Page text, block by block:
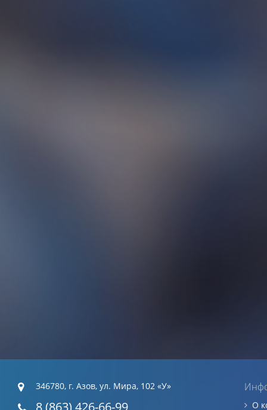
346780, г. Азов, ул. Мира, 102 «У»
8 (863) 426-66-99 О